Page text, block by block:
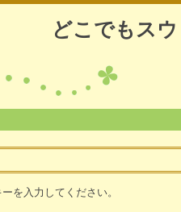
どこでもス
を入力してください。